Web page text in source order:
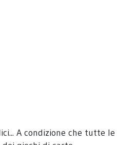
A condizione che tutte